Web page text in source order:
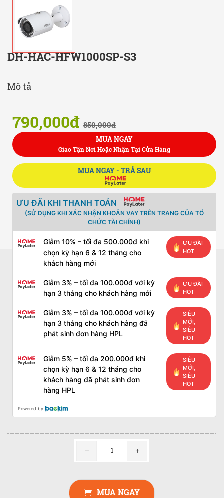
DH-HAC-HFW1000SP-S3
Mô tả
790,000đ 850,000đ
MUA NGAY
Giao Tận Nơi Hoặc Nhận Tại Cửa Hàng
MUA NGAY - TRẢ SAU
ƯU ĐÃI KHI THANH TOÁN
(SỬ DỤNG KHI XÁC NHẬN KHOẢN VAY TRÊN TRANG CỦA TỔ
CHỨC TÀI CHÍNH)
Giảm 10% – tối đa 500.000đ khi
chọn kỳ hạn 6 & 12 tháng cho
khách hàng mới
ƯU ĐÃI
HOT
Giảm 3% – tối đa 100.000đ với kỳ
hạn 3 tháng cho khách hàng mới
ƯU ĐÃI
HOT
Giảm 3% – tối đa 100.000đ với kỳ
hạn 3 tháng cho khách hàng đã
phát sinh đơn hàng HPL
SIÊU
MỚI,
SIÊU
HOT
Giảm 5% – tối đa 200.000đ khi
chọn kỳ hạn 6 & 12 tháng cho
khách hàng đã phát sinh đơn
hàng HPL
SIÊU
MỚI,
SIÊU
HOT
Powered by
MUA NGAY